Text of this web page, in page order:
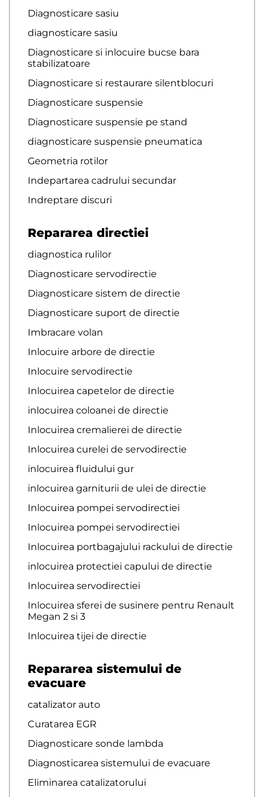
Diagnosticare sasiu
diagnosticare sasiu
Diagnosticare si inlocuire bucse bara
stabilizatoare
Diagnosticare si restaurare silentblocuri
Diagnosticare suspensie
Diagnosticare suspensie pe stand
diagnosticare suspensie pneumatica
Geometria rotilor
Indepartarea cadrului secundar
Indreptare discuri
Repararea directiei
diagnostica rulilor
Diagnosticare servodirectie
Diagnosticare sistem de directie
Diagnosticare suport de directie
Imbracare volan
Inlocuire arbore de directie
Inlocuire servodirectie
Inlocuirea capetelor de directie
inlocuirea coloanei de directie
Inlocuirea cremalierei de directie
Inlocuirea curelei de servodirectie
inlocuirea fluidului gur
inlocuirea garniturii de ulei de directie
Inlocuirea pompei servodirectiei
Inlocuirea pompei servodirectiei
Inlocuirea portbagajului rackului de directie
inlocuirea protectiei capului de directie
Inlocuirea servodirectiei
Inlocuirea sferei de susinere pentru Renault
Megan 2 si 3
Inlocuirea tijei de directie
Repararea sistemului de
evacuare
catalizator auto
Curatarea EGR
Diagnosticare sonde lambda
Diagnosticarea sistemului de evacuare
Eliminarea catalizatorului